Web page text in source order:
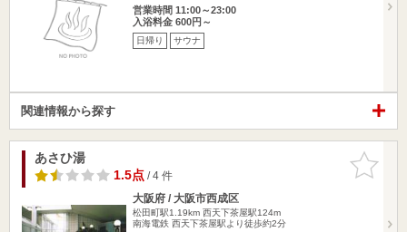
営業時間 11:00～23:00
入浴料金 600円～
日帰り サウナ
関連情報から探す
お気に入
りに追加
あさひ湯
1.5点/ 4 件
大阪府 / 大阪市西成区
松田町駅1.19km 西天下茶屋駅124m
南海電鉄 西天下茶屋駅より徒歩約2分